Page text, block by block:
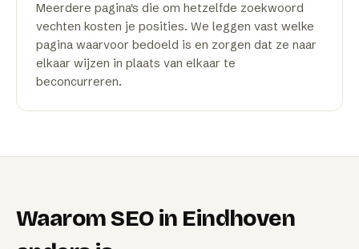
Meerdere pagina's die om hetzelfde zoekwoord
vechten kosten je posities. We leggen vast welke
pagina waarvoor bedoeld is en zorgen dat ze naar
elkaar wijzen in plaats van elkaar te
beconcurreren.
WaaromSEO in Eindhoven